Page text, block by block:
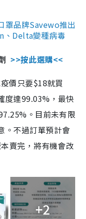
罩品牌Savewo推出
、Delta變種病毒
>>按此選購<<
價只要$18就買
度達99.03%，最快
。目前未有限
。不過訂單預計會
賣完，將有機會改
+2